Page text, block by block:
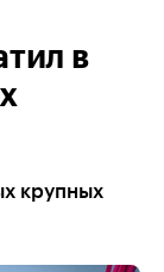
в
крупных